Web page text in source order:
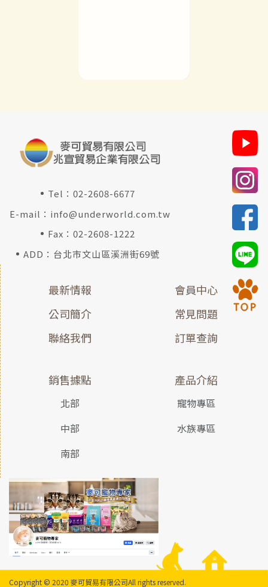
Tel：02-2608-6677
E-mail： info@underworld.com.tw
Fax：02-2608-1222
ADD：台北市文山區溪洲街69號
最新情報
公司簡介
聯絡我們
會員中心
常見問題
訂單查詢
銷售據點
北部
中部
南部
產品介紹
寵物專區
水族專區
Copyright © 2020 麥可貿易有限公司All rights reserved.